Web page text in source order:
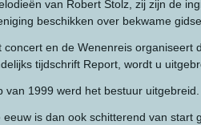
van Robert Stolz, zij zijn de
beschikken over bekwame
concert en de Wenenreis
tijdschrift Report, wordt u
van 1999 werd het bestuur
eeuw is dan ook schitterend van start